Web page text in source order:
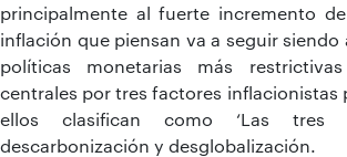
principalmente al fuerte incremento
inflación que piensan va a seguir siendo
políticas monetarias más
centrales por tres factores inflacionistas
ellos clasifican como ‘Las tres
descarbonización y desglobalización.